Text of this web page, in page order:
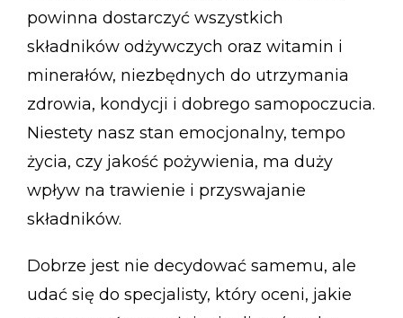
powinna dostarczyć wszystkich
składników odżywczych oraz witamin i
minerałów, niezbędnych do utrzymania
zdrowia, kondycji i dobrego samopoczucia.
Niestety nasz stan emocjonalny, tempo
życia, czy jakość pożywienia, ma duży
wpływ na trawienie i przyswajanie
składników.
Dobrze jest nie decydować samemu, ale
udać się do specjalisty, który oceni, jakie